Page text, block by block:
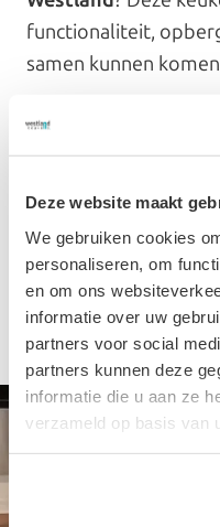
Deze website maakt
We gebruiken cookies
personaliseren, om
en om ons
informatie over uw
partners voor social
partners kunnen deze
informatie die u aan ze
verzameld op basis van
functionaliteit,
samen kunnen
In onze
keuken
Westlandontdekt u
keukenopstellingen
keuken die perfect
wensen.